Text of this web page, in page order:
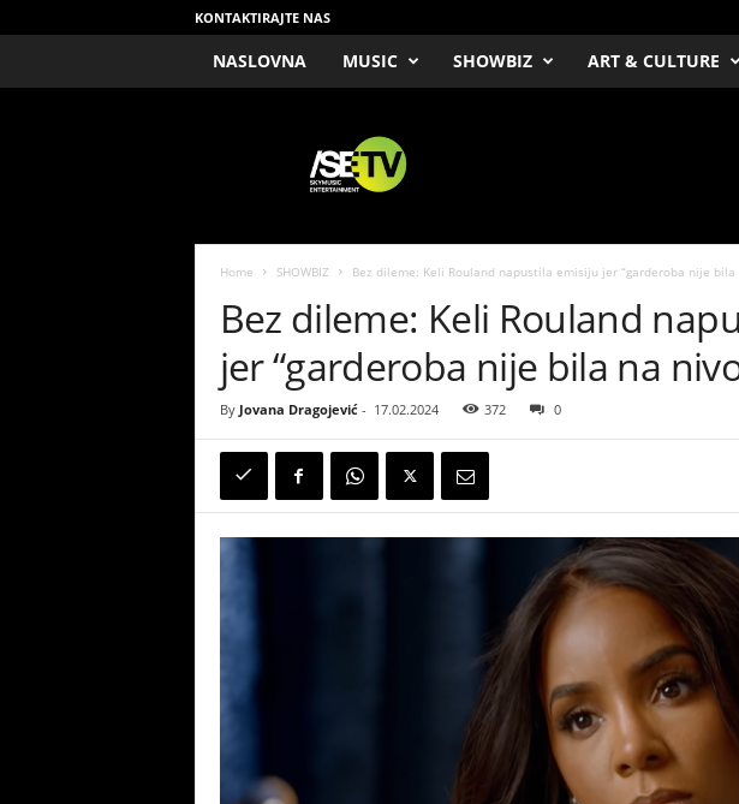
KONTAKTIRAJTE NAS
NASLOVNA MUSIC SHOWBIZ ART & CULTURE
Home SHOWBIZ Bez dileme: Keli Rouland napustila emisiju jer “garderoba nije bila
Bez dileme: Keli Rouland
jer “garderoba nije bila na
By Jovana Dragojević- 17.02.2024 372 0